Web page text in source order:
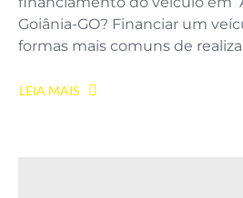
Goiânia-GO? Financiar um
formas mais comuns de
LEIA MAIS